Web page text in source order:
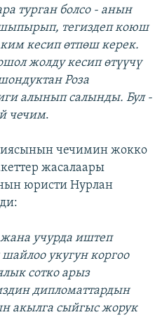
турган болсо - анын
шыпырып, тегиздеп коюш
кесип өтпөш керек.
жолду кесип өтүүчү
Роза
алынып салынды. Бул -
чечим.
чечимин жокко
жасалаары
юристи Нурлан
учурда иштеп
укугун коргоо
сотко арыз
дипломаттардын
акылга сыйгыс жорук